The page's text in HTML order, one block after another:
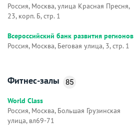
Россия, Москва, улица Красная Пресня,
23, корп. Б, стр. 1
Всероссийский банк развития регионов
Россия, Москва, Беговая улица, 3, стр. 1
Фитнес-залы 85
World Class
Россия, Москва, Большая Грузинская
улица, вл69-71